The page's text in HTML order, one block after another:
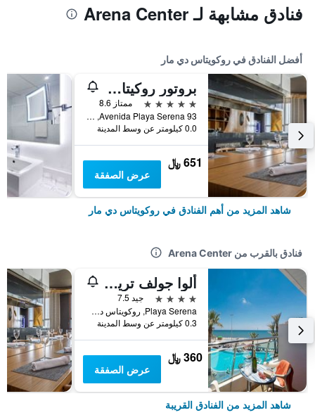
فنادق مشابهة لـ Arena Center
أفضل الفنادق في روكويتاس دي مار
بروتور روكيتاز هوتل آند سبا
5 نجوم
ممتاز 8.6
Avenida Playa Serena 93, روكويتاس دي مار, منطقة أندلوسيا, أسبانيا
0.0 كيلومتر عن وسط المدينة
651 ﷼
عرض الصفقة
شاهد المزيد من أهم الفنادق في روكويتاس دي مار
فنادق بالقرب من Arena Center
ألوا جولف ترينيداد
4 نجوم
جيد 7.5
Playa Serena, روكويتاس دي مار, منطقة أندلوسيا, أسبانيا
0.3 كيلومتر عن وسط المدينة
360 ﷼
عرض الصفقة
شاهد المزيد من الفنادق القريبة